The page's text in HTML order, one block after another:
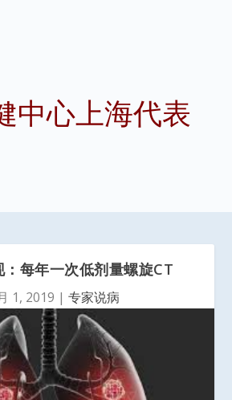
中心上海代表
：每年一次低剂量螺旋CT
1, 2019 | 专家说病